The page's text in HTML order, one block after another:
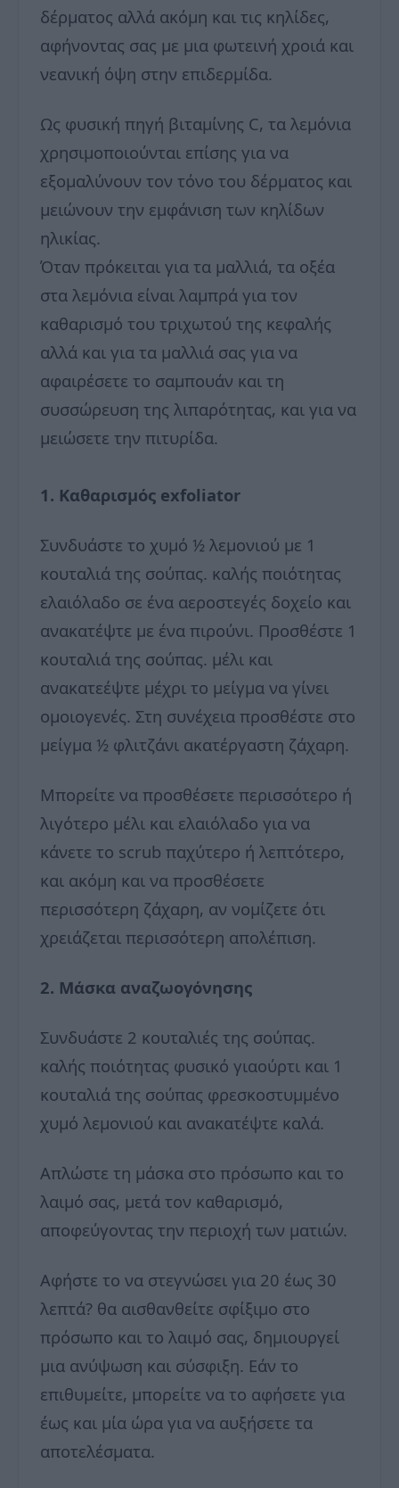
δέρματος αλλά ακόμη και τις κηλίδες,
αφήνοντας σας με μια φωτεινή χροιά και
νεανική όψη στην επιδερμίδα.
Ως φυσική πηγή βιταμίνης C, τα λεμόνια
χρησιμοποιούνται επίσης για να
εξομαλύνουν τον τόνο του δέρματος και
μειώνουν την εμφάνιση των κηλίδων
ηλικίας.
Όταν πρόκειται για τα μαλλιά, τα οξέα
στα λεμόνια είναι λαμπρά για τον
καθαρισμό του τριχωτού της κεφαλής
αλλά και για τα μαλλιά σας για να
αφαιρέσετε το σαμπουάν και τη
συσσώρευση της λιπαρότητας, και για να
μειώσετε την πιτυρίδα.
1. Καθαρισμός exfoliator
Συνδυάστε το χυμό ½ λεμονιού με 1
κουταλιά της σούπας. καλής ποιότητας
ελαιόλαδο σε ένα αεροστεγές δοχείο και
ανακατέψτε με ένα πιρούνι. Προσθέστε 1
κουταλιά της σούπας. μέλι και
ανακατεέψτε μέχρι το μείγμα να γίνει
ομοιογενές. Στη συνέχεια προσθέστε στο
μείγμα ½ φλιτζάνι ακατέργαστη ζάχαρη.
Μπορείτε να προσθέσετε περισσότερο ή
λιγότερο μέλι και ελαιόλαδο για να
κάνετε το scrub παχύτερο ή λεπτότερο,
και ακόμη και να προσθέσετε
περισσότερη ζάχαρη, αν νομίζετε ότι
χρειάζεται περισσότερη απολέπιση.
2. Μάσκα αναζωογόνησης
Συνδυάστε 2 κουταλιές της σούπας.
καλής ποιότητας φυσικό γιαούρτι και 1
κουταλιά της σούπας φρεσκοστυμμένο
χυμό λεμονιού και ανακατέψτε καλά.
Απλώστε τη μάσκα στο πρόσωπο και το
λαιμό σας, μετά τον καθαρισμό,
αποφεύγοντας την περιοχή των ματιών.
Αφήστε το να στεγνώσει για 20 έως 30
λεπτά? θα αισθανθείτε σφίξιμο στο
πρόσωπο και το λαιμό σας, δημιουργεί
μια ανύψωση και σύσφιξη. Εάν το
επιθυμείτε, μπορείτε να το αφήσετε για
έως και μία ώρα για να αυξήσετε τα
αποτελέσματα.